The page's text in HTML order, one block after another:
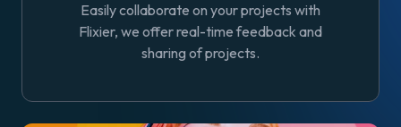
Easily collaborate on your projects with
Flixier, we offer real-time feedback and
sharing of projects.